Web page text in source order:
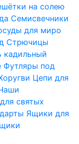
на солею
Семисвечники
для миро
Стрючицы
кадильный
Футляры под
Цепи для
святых
Ящики для